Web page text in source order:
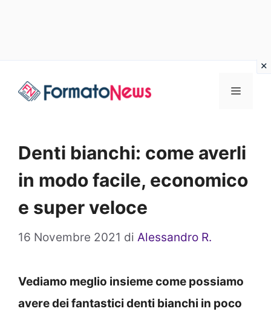
Menu
Denti bianchi: come averli
in modo facile, economico
e super veloce
16 Novembre 2021 di Alessandro R.
Vediamo meglio insieme come possiamo
avere dei fantastici denti bianchi in poco